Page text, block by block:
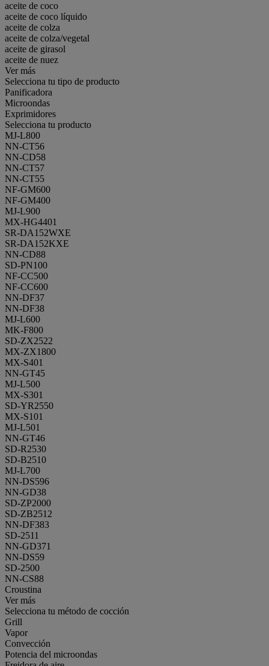
aceite de coco
aceite de coco líquido
aceite de colza
aceite de colza/vegetal
aceite de girasol
aceite de nuez
Ver más
Selecciona tu tipo de producto
Panificadora
Microondas
Exprimidores
Selecciona tu producto
MJ-L800
NN-CT56
NN-CD58
NN-CT57
NN-CT55
NF-GM600
NF-GM400
MJ-L900
MX-HG4401
SR-DA152WXE
SR-DA152KXE
NN-CD88
SD-PN100
NF-CC500
NF-CC600
NN-DF37
NN-DF38
MJ-L600
MK-F800
SD-ZX2522
MX-ZX1800
MX-S401
NN-GT45
MJ-L500
MX-S301
SD-YR2550
MX-S101
MJ-L501
NN-GT46
SD-R2530
SD-B2510
MJ-L700
NN-DS596
NN-GD38
SD-ZP2000
SD-ZB2512
NN-DF383
SD-2511
NN-GD371
NN-DS59
SD-2500
NN-CS88
Croustina
Ver más
Selecciona tu método de cocción
Grill
Vapor
Convección
Potencia del microondas